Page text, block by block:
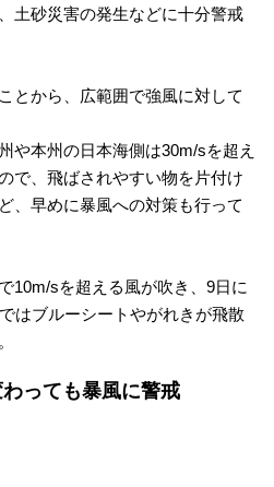
土砂災害の発生などに十分警戒
とから、広範囲で強風に対して
や本州の日本海側は30m/sを超え
で、飛ばされやすい物を片付け
、早めに暴風への対策も行って
10m/sを超える風が吹き、9日に
はブルーシートやがれきが飛散
っても暴風に警戒